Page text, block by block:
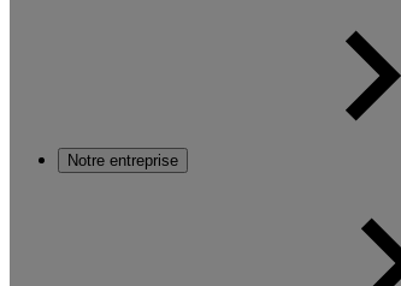
Notre entreprise